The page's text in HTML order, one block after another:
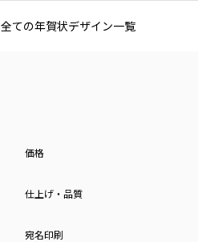
全ての年賀状デザイン一覧
価格
仕上げ・品質
宛名印刷